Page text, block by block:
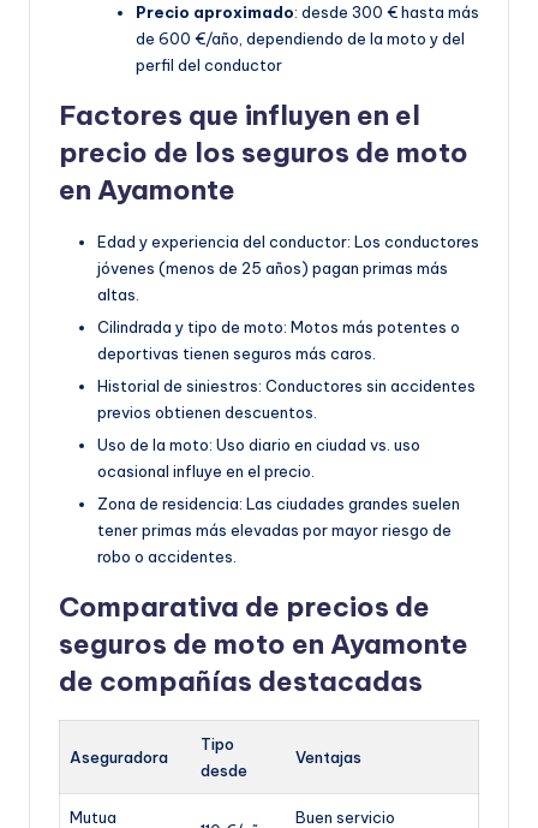
Precio aproximado: desde 300 € hasta más
de 600 €/año, dependiendo de la moto y del
perfil del conductor
Factores que influyen en el
precio de los seguros de moto
en Ayamonte
Edad y experiencia del conductor: Los conductores
jóvenes (menos de 25 años) pagan primas más
altas.
Cilindrada y tipo de moto: Motos más potentes o
deportivas tienen seguros más caros.
Historial de siniestros: Conductores sin accidentes
previos obtienen descuentos.
Uso de la moto: Uso diario en ciudad vs. uso
ocasional influye en el precio.
Zona de residencia: Las ciudades grandes suelen
tener primas más elevadas por mayor riesgo de
robo o accidentes.
Comparativa de precios de
seguros de moto en Ayamonte
de compañías destacadas
Aseguradora
Tipo
desde
Ventajas
Mutua
Buen servicio